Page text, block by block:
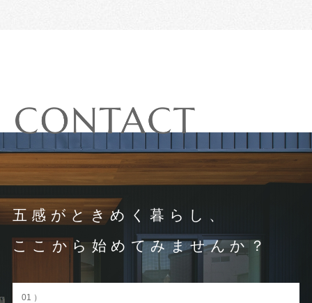
五感がときめく暮らし、
ここから始めてみませんか？
01 ）